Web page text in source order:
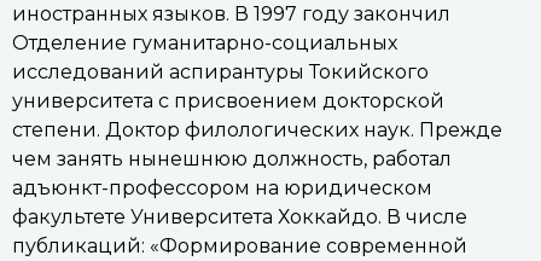
иностранных языков. В 1997 году закончил
Отделение гуманитарно-социальных
исследований аспирантуры Токийского
университета с присвоением докторской
степени. Доктор филологических наук. Прежде
чем занять нынешнюю должность, работал
адъюнкт-профессором на юридическом
факультете Университета Хоккайдо. В числе
публикаций: «Формирование современной